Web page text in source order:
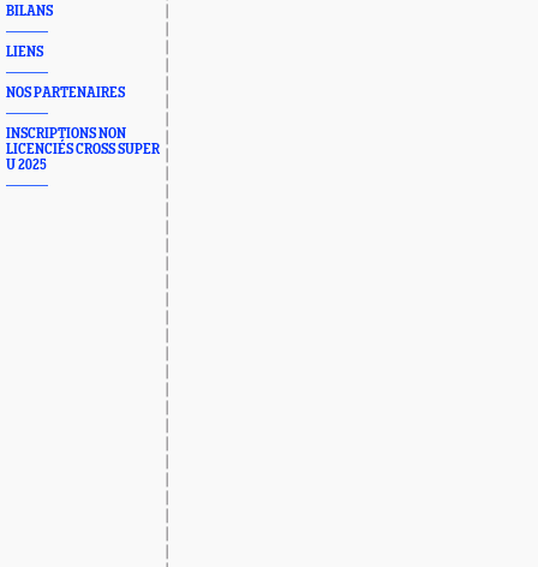
BILANS
LIENS
NOS PARTENAIRES
INSCRIPTIONS NON
LICENCIÉS CROSS SUPER
U 2025